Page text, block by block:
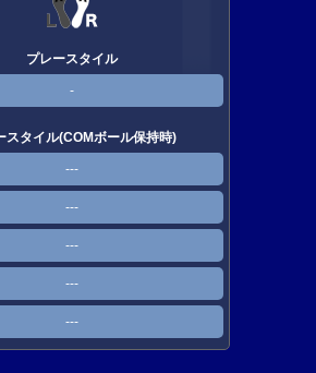
プレースタイル
-
スタイル(COMボール保持時)
---
---
---
---
---